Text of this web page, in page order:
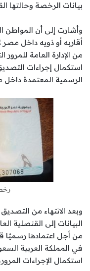
بيانات الرخصة وحالتها
وأشارت إلى أن المواطن
أقاربه أو ذويه داخل
من الإدارة العامة
استكمال إجراءات
الرسمية المعتمدة داخل
وبعد الانتهاء من
البيانات إلى القنصلية
من أجل اعتمادها رسميًا
في المملكة العربية
استكمال الإجراءات